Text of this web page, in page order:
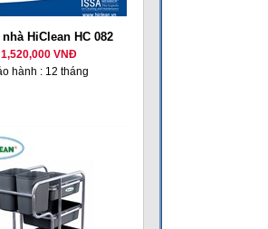
HiClean HC 082
1,520,000 VNĐ
hành : 12 tháng